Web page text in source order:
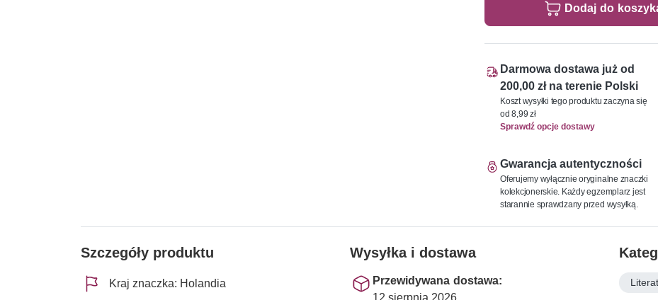
Dodaj do
Darmowa dostawa już od
200,00 zł na terenie Polski
Koszt wysyłki tego produktu zaczyna się
od 8,99 zł
Sprawdź opcje dostawy
Gwarancja autentyczności
Oferujemy wyłącznie oryginalne znaczki
kolekcjonerskie. Każdy egzemplarz jest
starannie sprawdzany przed wysyłką.
Szczegóły produktu
Kraj znaczka: Holandia
Wysyłka i dostawa
Przewidywana dostawa: